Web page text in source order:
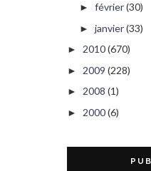
► février(30)
► janvier(33)
► 2010(670)
► 2009 (228)
► 2008 (1)
► 2000(6)